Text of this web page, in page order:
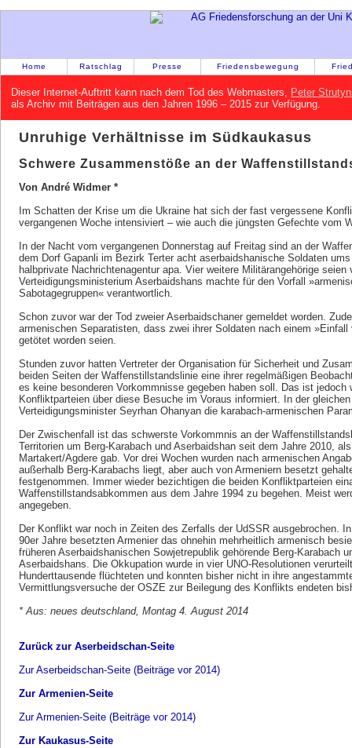
Home Ratschlag Presse Friedensbewegung
Dieser Internet-Auftritt kann nach dem Tod des Webmasters, Peter
als Archiv mit Beiträgen aus den Jahren 1996 – 2015 zur Verfügung.
Unruhige Verhältnisse im Südkaukasus
Schwere Zusammenstöße an der
Von André Widmer *
Im Schatten der Krise um die Ukraine hat sich der fast vergessene
vergangenen Woche intensiviert – wie auch die jüngsten Gefechte vom
In der Nacht vom vergangenen Donnerstag auf Freitag sind an der
dem Dorf Gapanli im Bezirk Terter acht aserbaidshanische Soldaten
halbprivate Nachrichtenagentur apa. Vier weitere Militärangehörige seien
Verteidigungsministerium Aserbaidshans machte für den Vorfall
Sabotagegruppen« verantwortlich.
Schon zuvor war der Tod zweier Aserbaidschaner gemeldet worden.
armenischen Separatisten, dass zwei ihrer Soldaten nach einem
getötet worden seien.
Stunden zuvor hatten Vertreter der Organisation für Sicherheit und
beiden Seiten der Waffenstillstandslinie eine ihrer regelmäßigen
es keine besonderen Vorkommnisse gegeben haben soll. Das ist jedoch
Konfliktparteien über diese Besuche im Voraus informiert. In der
Verteidigungsminister Seyrhan Ohanyan die karabach-armenischen
Der Zwischenfall ist das schwerste Vorkommnis an der
Territorien um Berg-Karabach und Aserbaidshan seit dem Jahre 2010,
Martakert/Agdere gab. Vor drei Wochen wurden nach armenischen
außerhalb Berg-Karabachs liegt, aber auch von Armeniern besetzt
festgenommen. Immer wieder bezichtigen die beiden Konfliktparteien
Waffenstillstandsabkommen aus dem Jahre 1994 zu begehen. Meist
angegeben.
Der Konflikt war noch in Zeiten des Zerfalls der UdSSR ausgebrochen.
90er Jahre besetzten Armenier das ohnehin mehrheitlich armenisch
früheren Aserbaidshanischen Sowjetrepublik gehörende Berg-Karabach
Aserbaidshans. Die Okkupation wurde in vier UNO-Resolutionen
Hunderttausende flüchteten und konnten bisher nicht in ihre
Vermittlungsversuche der OSZE zur Beilegung des Konflikts endeten
* Aus: neues deutschland, Montag 4. August 2014
Zurück zur Aserbeidschan-Seite
Zur Aserbeidschan-Seite (Beiträge vor 2014)
Zur Armenien-Seite
Zur Armenien-Seite (Beiträge vor 2014)
Zur Kaukasus-Seite